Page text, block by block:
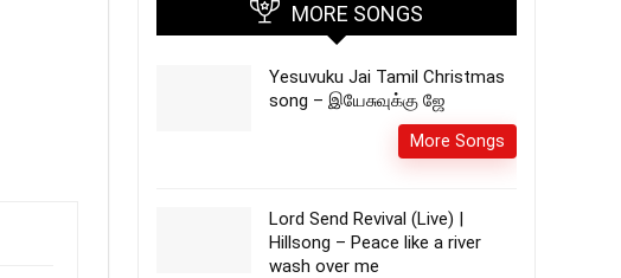
MORE SONGS
Yesuvuku Jai Tamil Christmas
song – இயேசுவுக்கு ஜே
More Songs
Lord Send Revival (Live) |
Hillsong – Peace like a river
wash over me